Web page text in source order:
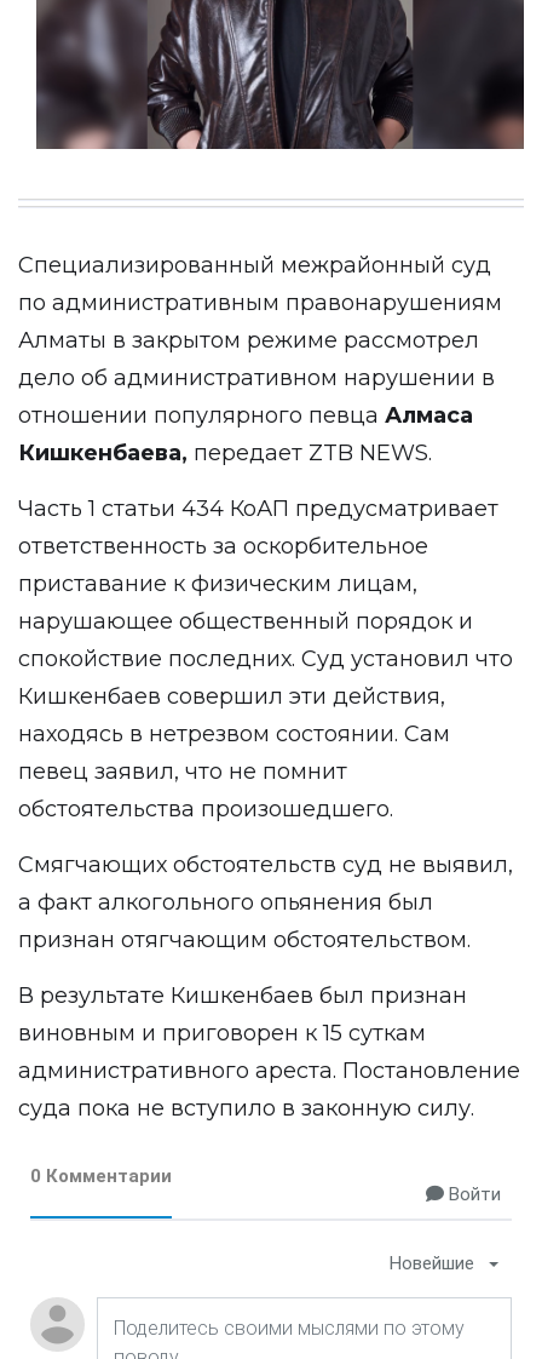
Специализированный межрайонный суд
по административным правонарушениям
Алматы в закрытом режиме рассмотрел
дело об административном нарушении в
отношении популярного певца Алмаса
Кишкенбаева, передает ZTB NEWS.
Часть 1 статьи 434 КоАП предусматривает
ответственность за оскорбительное
приставание к физическим лицам,
нарушающее общественный порядок и
спокойствие последних. Суд установил что
Кишкенбаев совершил эти действия,
находясь в нетрезвом состоянии. Сам
певец заявил, что не помнит
обстоятельства произошедшего.
Смягчающих обстоятельств суд не выявил,
а факт алкогольного опьянения был
признан отягчающим обстоятельством.
В результате Кишкенбаев был признан
виновным и приговорен к 15 суткам
административного ареста. Постановление
суда пока не вступило в законную силу.
0 Комментарии
Войти
Новейшие